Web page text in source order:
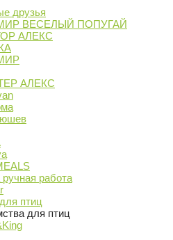
друзья
ВЕСЕЛЫЙ ПОПУГАЙ
АЛЕКС
АЛЕКС
работа
птиц
для птиц